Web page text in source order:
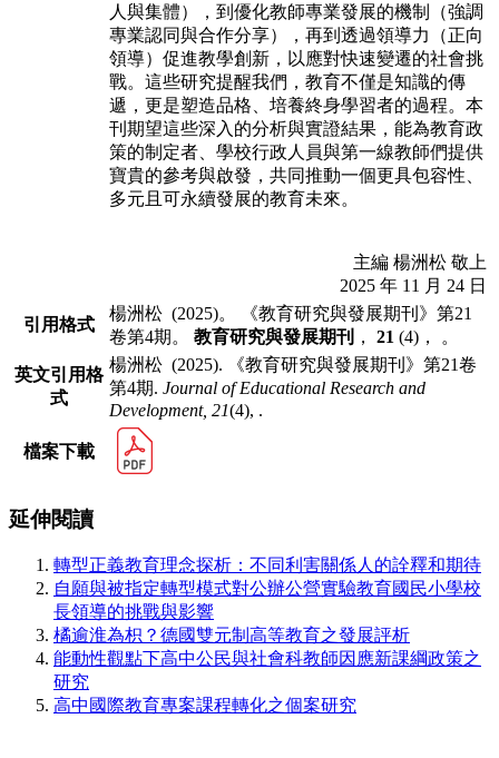
人與集體），到優化教師專業發展的機制（強調
專業認同與合作分享），再到透過領導力（正向
領導）促進教學創新，以應對快速變遷的社會挑
戰。這些研究提醒我們，教育不僅是知識的傳
遞，更是塑造品格、培養終身學習者的過程。本
刊期望這些深入的分析與實證結果，能為教育政
策的制定者、學校行政人員與第一線教師們提供
寶貴的參考與啟發，共同推動一個更具包容性、
多元且可永續發展的教育未來。
主編 楊洲松 敬上
2025 年 11 月 24 日
引用格式
楊洲松 (2025)。 《教育研究與發展期刊》第21
卷第4期。 教育研究與發展期刊 ， 21 (4)， 。
英文引用格
式
楊洲松 (2025). 《教育研究與發展期刊》第21卷
第4期. Journal of Educational Research and
Development, 21(4), .
檔案下載
延伸閱讀
轉型正義教育理念探析：不同利害關係人的詮釋和期待
自願與被指定轉型模式對公辦公營實驗教育國民小學校
長領導的挑戰與影響
橘逾淮為枳？德國雙元制高等教育之發展評析
能動性觀點下高中公民與社會科教師因應新課綱政策之
研究
高中國際教育專案課程轉化之個案研究